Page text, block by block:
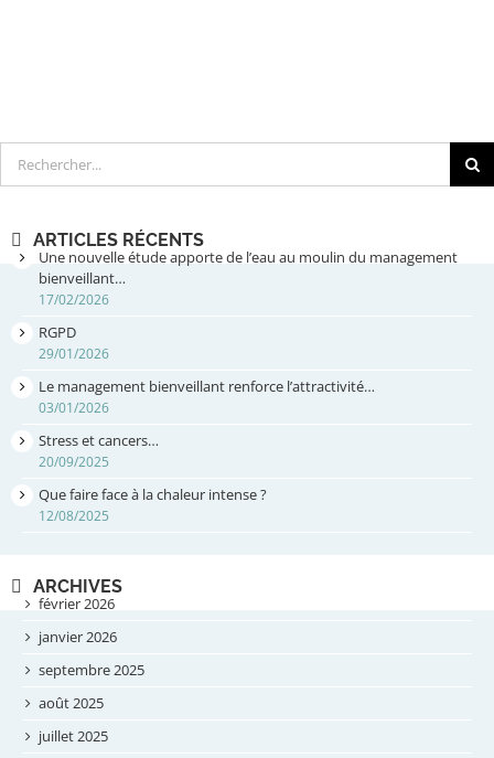
Rechercher
ARTICLES RÉCENTS
Une nouvelle étude apporte de l’eau au moulin du management
bienveillant…
17/02/2026
RGPD
29/01/2026
Le management bienveillant renforce l’attractivité…
03/01/2026
Stress et cancers…
20/09/2025
Que faire face à la chaleur intense ?
12/08/2025
ARCHIVES
février 2026
janvier 2026
septembre 2025
août 2025
juillet 2025